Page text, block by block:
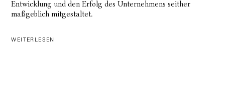
Entwicklung und den Erfolg des Unternehmens seither
maßgeblich mitgestaltet.
WEITERLESEN